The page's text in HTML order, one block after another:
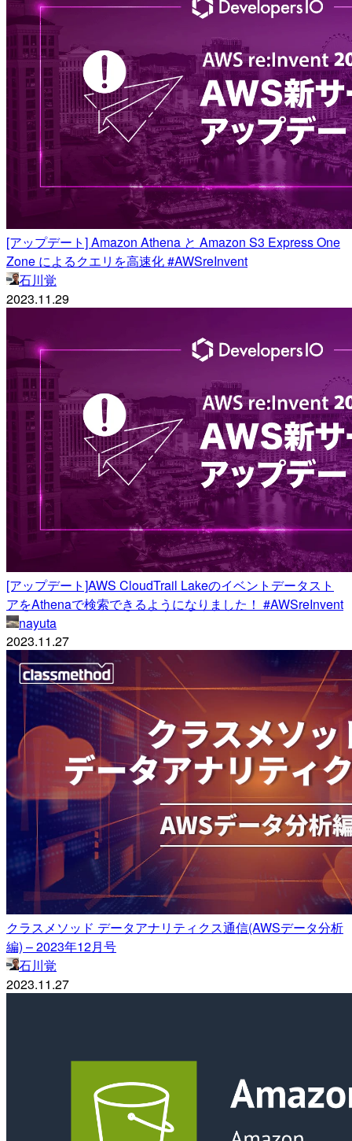
[アップデート] Amazon Athena と Amazon S3 Express One
Zone によるクエリを高速化 #AWSreInvent
石川覚
2023.11.29
[アップデート]AWS CloudTrail Lakeのイベントデータスト
アをAthenaで検索できるようになりました！ #AWSreInvent
nayuta
2023.11.27
クラスメソッド データアナリティクス通信(AWSデータ分析
編) – 2023年12月号
石川覚
2023.11.27